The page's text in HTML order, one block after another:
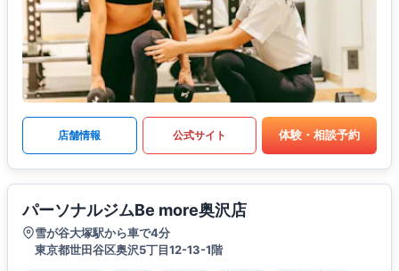
店舗情報 公式サイト 体験・相談予約
パーソナルジムBe more奥沢店
雪が谷大塚駅から車で4分
東京都世田谷区奥沢5丁目12-13-1階